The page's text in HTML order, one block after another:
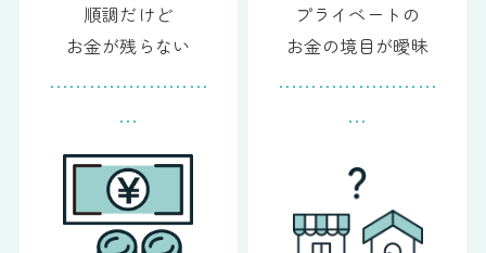
順調だけど
お金が残らない
……………………
…
プライベートの
お金の境目が曖昧
……………………
…